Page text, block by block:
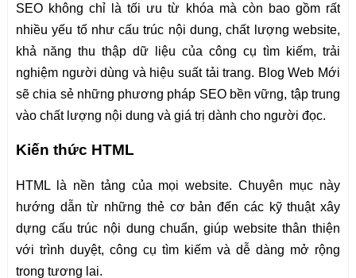
SEO không chỉ là tối ưu từ khóa mà còn bao gồm rất
nhiều yếu tố như cấu trúc nội dung, chất lượng website,
khả năng thu thập dữ liệu của công cụ tìm kiếm, trải
nghiệm người dùng và hiệu suất tải trang. Blog Web Mới
sẽ chia sẻ những phương pháp SEO bền vững, tập trung
vào chất lượng nội dung và giá trị dành cho người đọc.
Kiến thức HTML
HTML là nền tảng của mọi website. Chuyên mục này
hướng dẫn từ những thẻ cơ bản đến các kỹ thuật xây
dựng cấu trúc nội dung chuẩn, giúp website thân thiện
với trình duyệt, công cụ tìm kiếm và dễ dàng mở rộng
trong tương lai.